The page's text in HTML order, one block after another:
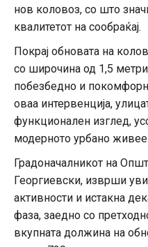
нов коловоз, со што
квалитетот на сообраќај.
Покрај обновата на
со широчина од 1,5
побезбедно и
оваа интервенција,
функционален изглед,
модерното урбано
Градоначалникот на
Георгиевски, изврши
активности и истакна
фаза, заедно со
вкупната должина на